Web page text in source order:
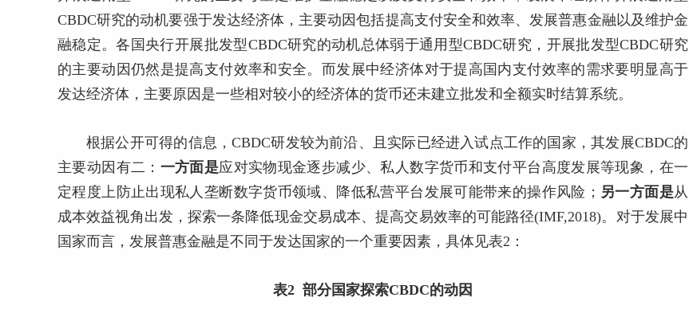
CBDC研究的动机要强于发达经济体，主要动因包括提高支付安全和效率、发展普惠金融以及维护金
融稳定。各国央行开展批发型CBDC研究的动机总体弱于通用型CBDC研究，开展批发型CBDC研究
的主要动因仍然是提高支付效率和安全。而发展中经济体对于提高国内支付效率的需求要明显高于
发达经济体，主要原因是一些相对较小的经济体的货币还未建立批发和全额实时结算系统。
根据公开可得的信息，CBDC研发较为前沿、且实际已经进入试点工作的国家，其发展CBDC的
主要动因有二： 一方面是应对实物现金逐步减少、私人数字货币和支付平台高度发展等现象，在一
定程度上防止出现私人垄断数字货币领域、降低私营平台发展可能带来的操作风险； 另一方面是从
成本效益视角出发，探索一条降低现金交易成本、提高交易效率的可能路径(IMF,2018)。对于发展中
国家而言，发展普惠金融是不同于发达国家的一个重要因素，具体见表2：
表2 部分国家探索CBDC的动因